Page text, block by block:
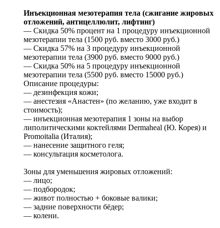
Инъекционная мезотерапия тела (сжигание жировых
отложений, антицеллюлит, лифтинг)
— Скидка 50% процент на 1 процедуру инъекционной
мезотерапии тела (1500 руб. вместо 3000 руб.)
— Скидка 57% на 3 процедуру инъекционной
мезотерапии тела (3900 руб. вместо 9000 руб.)
— Скидка 50% на 5 процедуру инъекционной
мезотерапии тела (5500 руб. вместо 15000 руб.)
Описание процедуры:
— дезинфекция кожи;
— анестезия «Aнастен» (по желанию, уже входит в
стоимость);
— инъекционная мезотерапия 1 зоны на выбор
липолитическими коктейлями Dermaheal (Ю. Корея) и
Promoitalia (Италия);
— нанесение защитного геля;
— консультация косметолога.
Зоны для уменьшения жировых отложений:
— лицо;
— подбородок;
— живот полностью + боковые валики;
— задние поверхности бёдер;
— колени.